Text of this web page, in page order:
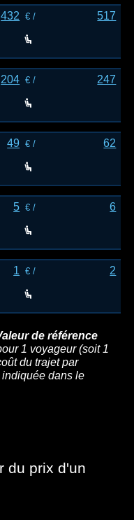
432 € / 517
204 € / 247
49 € / 62
5 € / 6
1 € / 2
de référence
1 voyageur(soit 1
du trajet par
dans le
du prix d'un